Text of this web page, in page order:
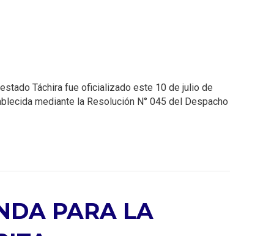
Táchira fue oficializado este 10 de julio de
mediante la Resolución N° 045 del Despacho
PARA LA